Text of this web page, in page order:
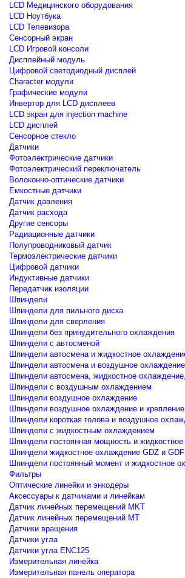
LCD Медицинского оборудования
LCD Ноутбука
LCD Телевизора
Сенсорный экран
LCD Игровой консоли
Дисплейный модуль
Цифровой светодиодный дисплей
Сharacter модули
Графические модули
Инвертор для LCD дисплеев
LCD экран для injection machine
LCD дисплей
Сенсорное стекло
Датчики
Фотоэлектрические датчики
Фотоэлектрический переключатель
Волоконно-оптические датчики
Емкостные датчики
Датчик давления
Датчик расхода
Другие сенсоры
Радиационные датчики
Полупроводниковый датчик
Термоэлектрические датчики
Цифровой датчики
Индуктивные датчики
Передатчик изоляции
Шпиндели
Шпиндели для пильного диска
Шпиндели для сверления
Шпиндели без принудительного охлаждения
Шпиндели с автосменой
Шпиндели автосмена и жидкостное
Шпиндели автосмена и воздушное охлаждение
Шпиндели автосмена, жидкостное
Шпиндели с воздушным охлаждением
Шпиндели воздушное охлаждение
Шпиндели воздушное охлаждение и крепление
Шпиндели короткая голова и воздушное
Шпиндели с жидкостным охлаждением
Шпиндели постоянная мощность и
Шпиндели жидкостное охлаждение GDZ и GDF
Шпиндели постоянный момент и жидкостное
Фильтры
Оптические линейки и энкодеры
Аксессуары к датчиками и линейкам
Датчик линейных перемещений MKT
Датчик линейных перемещений MT
Датчики вращения
Датчики угла
Датчики угла ENC125
Измерительная линейка
Измерительная панель оператора